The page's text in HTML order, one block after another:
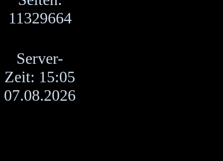
11329664
Server-
Zeit: 15:05
07.08.2026